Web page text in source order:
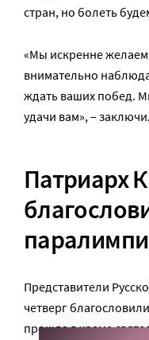
стран, но болеть
«Мы искренне желаем
внимательно
ждать ваших побед.
удачи вам», –
Патриарх
Представители
четверг
прошла в храме